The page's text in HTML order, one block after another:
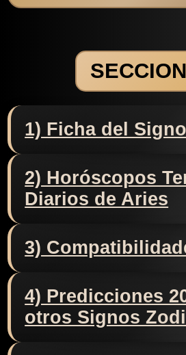
1) Ficha del
2) Horóscopos
Diarios de Aries
3)
4) Predicciones
otros Signos